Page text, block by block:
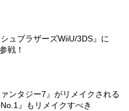
シュブラザーズWiiU/3DS』に
戦！
ァンタジー7』がリメイクされる
』もリメイクすべき